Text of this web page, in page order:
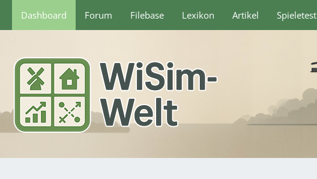
Dashboard Forum Filebase Lexikon Artikel Spieletest